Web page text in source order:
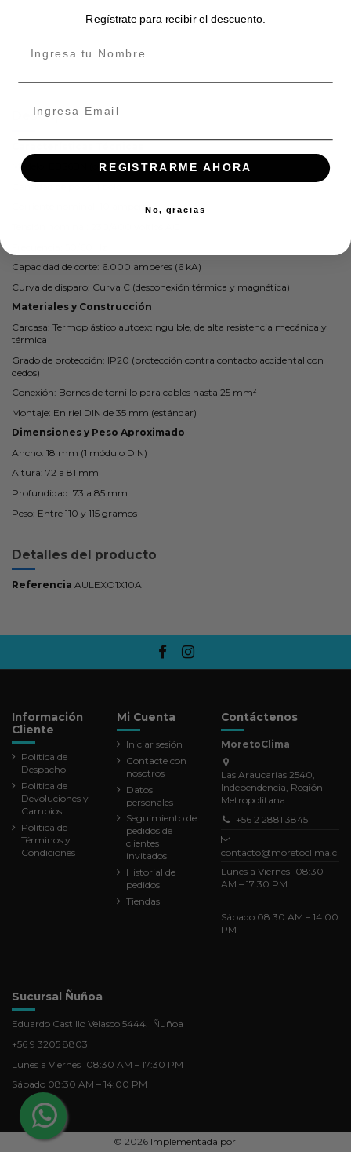
En stock:
Descripción
Modelo: EBS6BN (o similar)
Corriente nominal: 10 amperes
Capacidad de corte: 6.000 amperes (6 kA)
Curva de disparo: Curva C (desconexión térmica y magnética)
Materiales y Construcción
Carcasa: Termoplástico autoextinguible, de alta resistencia mecánica y
térmica
Grado de protección: IP20 (protección contra contacto accidental con
dedos)
Conexión: Bornes de tornillo para cables hasta 25 mm²
Montaje: En riel DIN de 35 mm (estándar)
Dimensiones y Peso Aproximado
Ancho: 18 mm (1 módulo DIN)
Altura: 72 a 81 mm
Profundidad: 73 a 85 mm
Peso: Entre 110 y 115 gramos
Detalles del producto
Referencia AULEXO1X10A
Información
Cliente
Política de
Despacho
Política de
Devoluciones y
Cambios
Política de
Términos y
Condiciones
Mi Cuenta
Iniciar sesión
Contacte con
nosotros
Datos
personales
Seguimiento de
pedidos de
clientes
invitados
Historial de
pedidos
Tiendas
Contáctenos
MoretoClima
Las Araucarias 2540,
Independencia, Región
Metropolitana
+56 2 2881 3845
contacto@moretoclima.cl
Lunes a Viernes 08:30
AM – 17:30 PM
Sábado 08:30 AM – 14:00
PM
Sucursal Ñuñoa
Eduardo Castillo Velasco 5444. Ñuñoa
+56 9 3205 8803
Lunes a Viernes 08:30 AM – 17:30 PM
Sábado 08:30 AM – 14:00 PM
© 2026 Implementada por
Regístrate para recibir el descuento.
REGISTRARME AHORA
No, gracias